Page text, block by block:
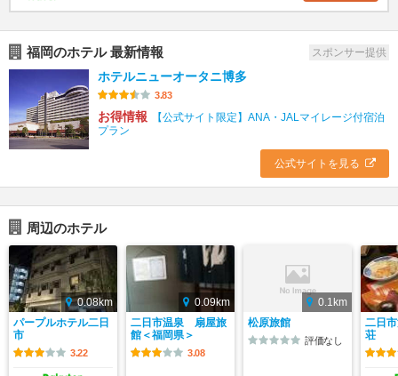
福岡のホテル 最新情報 スポンサー提供
ホテルニューオータニ博多
3.83
お得情報
【公式サイト限定】ANA・JALマイレージ付宿泊
プラン
公式サイトを見る
周辺のホテル
0.08km
パープルホテル二日
市
3.22
0.09km
二日市温泉 扇屋旅
館＜福岡県＞
3.08
0.1km
松原旅館
評価なし
二日
荘